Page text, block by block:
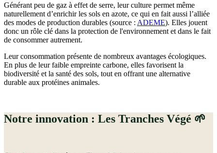
Générant peu de gaz à effet de serre, leur culture permet même
naturellement d’enrichir les sols en azote, ce qui en fait aussi l’alliée
des modes de production durables (source : ADEME). Elles jouent
donc un rôle clé dans la protection de l'environnement et dans le fait
de consommer autrement.
Leur consommation présente de nombreux avantages écologiques.
En plus de leur faible empreinte carbone, elles favorisent la
biodiversité et la santé des sols, tout en offrant une alternative
durable aux protéines animales.
Notre innovation : Les Tranches Végé 🌱